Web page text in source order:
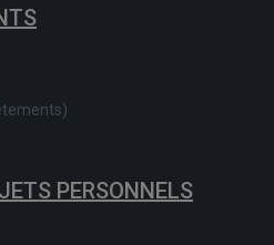
PERSONNELS